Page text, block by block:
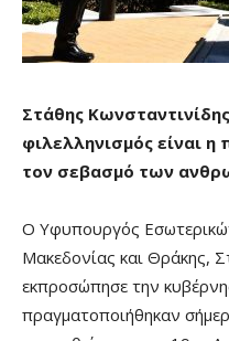
Στάθης
φιλελληνισμός είναι η
τον σεβασμό των
Ο Υφυπουργός
Μακεδονίας και Θράκης,
εκπροσώπησε την
πραγματοποιήθηκαν